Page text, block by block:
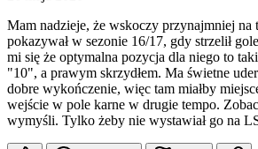
Mam nadzieje, że wskoczy przynajmniej na
pokazywał w sezonie 16/17, gdy strzelił
mi się że optymalna pozycja dla niego to
"10", a prawym skrzydłem. Ma świetne
dobre wykończenie, więc tam miałby
wejście w pole karne w drugie tempo.
wymyśli. Tylko żeby nie wystawiał go na